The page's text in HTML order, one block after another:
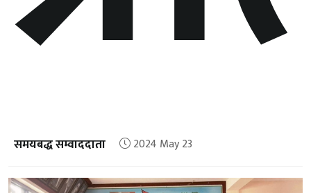
समयबद्ध सम्वाददाता 2024 May 23